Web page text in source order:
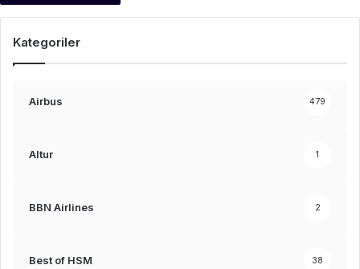
Kategoriler
Airbus 479
Altur 1
BBN Airlines 2
Best of HSM 38